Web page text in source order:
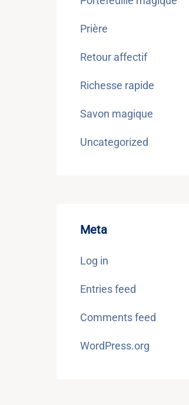
Prière
Retour affectif
Richesse rapide
Savon magique
Uncategorized
Meta
Log in
Entries feed
Comments feed
WordPress.org